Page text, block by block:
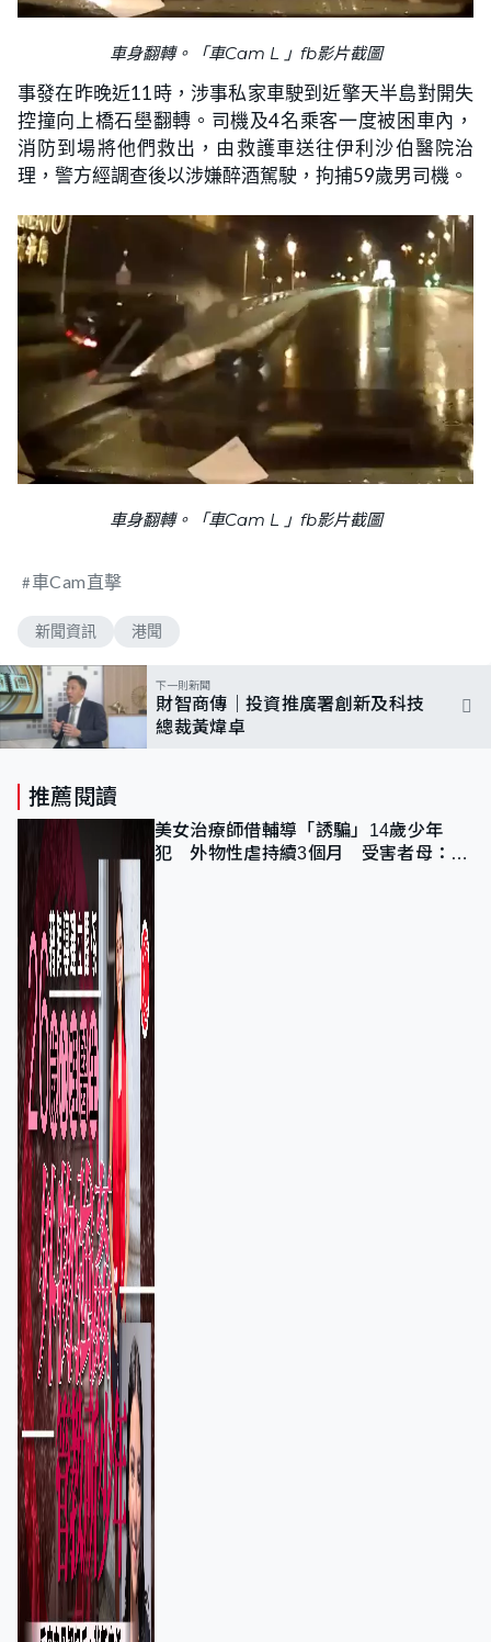
車身翻轉。「車Cam L 」fb影片截圖
事發在昨晚近11時，涉事私家車駛到近擎天半島對開失
控撞向上橋石壆翻轉。司機及4名乘客一度被困車內，
消防到場將他們救出，由救護車送往伊利沙伯醫院治
理，警方經調查後以涉嫌醉酒駕駛，拘捕59歲男司機。
車身翻轉。「車Cam L 」fb影片截圖
車Cam直擊
新聞資訊 港聞
下一則新聞
財智商傳｜投資推廣署創新及科技
總裁黃煒卓
推薦閱讀
美女治療師借輔導「誘騙」14歲少年
犯 外物性虐持續3個月 受害者母：要